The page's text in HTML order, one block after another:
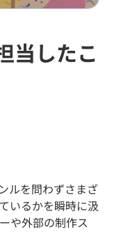
当したこ
ルを問わずさまざ
いるかを瞬時に汲
や外部の制作ス